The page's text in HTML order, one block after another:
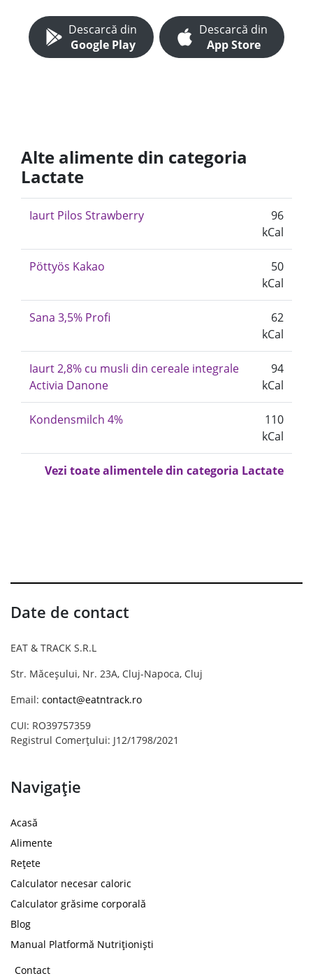
Descarcă din
Google Play
Descarcă din
App Store
Alte alimente din categoria
Lactate
Iaurt Pilos Strawberry
96
kCal
Pöttyös Kakao
50
kCal
Sana 3,5% Profi
62
kCal
Iaurt 2,8% cu musli din cereale integrale
Activia Danone
94
kCal
Kondensmilch 4%
110
kCal
Vezi toate alimentele din categoria Lactate
Date de contact
EAT & TRACK S.R.L
Str. Măceșului, Nr. 23A, Cluj-Napoca, Cluj
Email: contact@eatntrack.ro
CUI: RO39757359
Registrul Comerțului: J12/1798/2021
Navigație
Acasă
Alimente
Rețete
Calculator necesar caloric
Calculator grăsime corporală
Blog
Manual Platformă Nutriționiști
Contact